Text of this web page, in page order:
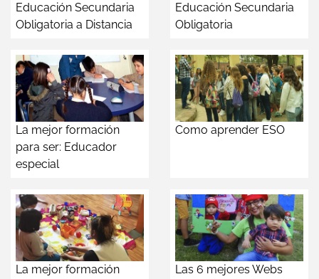
Educación Secundaria
Obligatoria a Distancia
Educación Secundaria
Obligatoria
La mejor formación
para ser: Educador
especial
Como aprender ESO
La mejor formación
Las 6 mejores Webs